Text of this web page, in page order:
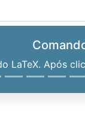
LaTeX. Após